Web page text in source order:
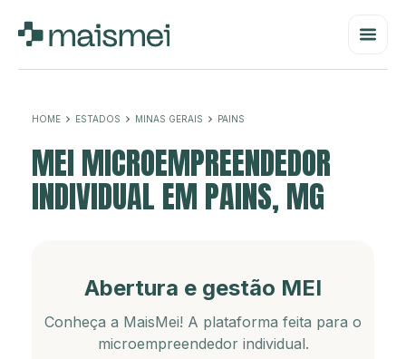
HOME ESTADOS MINAS GERAIS PAINS
MEI MICROEMPREENDEDOR
INDIVIDUAL EM PAINS, MG
Abertura e gestão MEI
Conheça a MaisMei! A plataforma feita para o
microempreendedor individual.